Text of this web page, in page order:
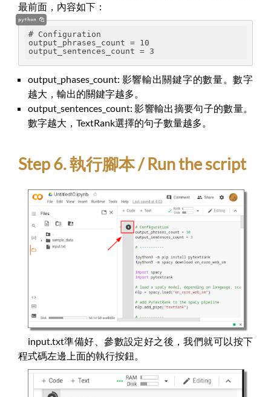
最前面，內容如下：
python
# Configuration
output_phrases_count = 10
output_sentences_count = 3
output_phases_count: 影響輸出關鍵字的數量。數字
越大，輸出的關鍵字越多。
output_sentences_count: 影響輸出摘要句子的數量。
數字越大，TextRank選擇的句子數量越多。
Step 6. 執行腳本 / Run the script
input.txt準備好、參數設定好之後，我們就可以按下
程式碼左邊上面的執行按鈕。